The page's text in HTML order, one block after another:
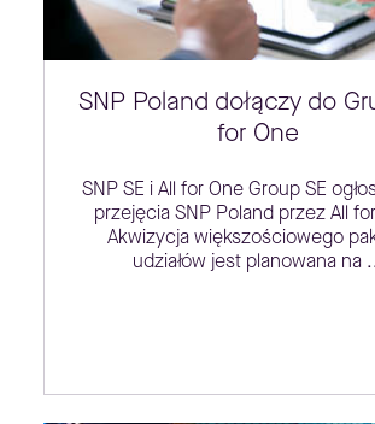
SNP Poland dołączy do
for One
SNP SE i All for One Group SE
przejęcia SNP Poland przez All
Akwizycja większościowego
udziałów jest planowana na